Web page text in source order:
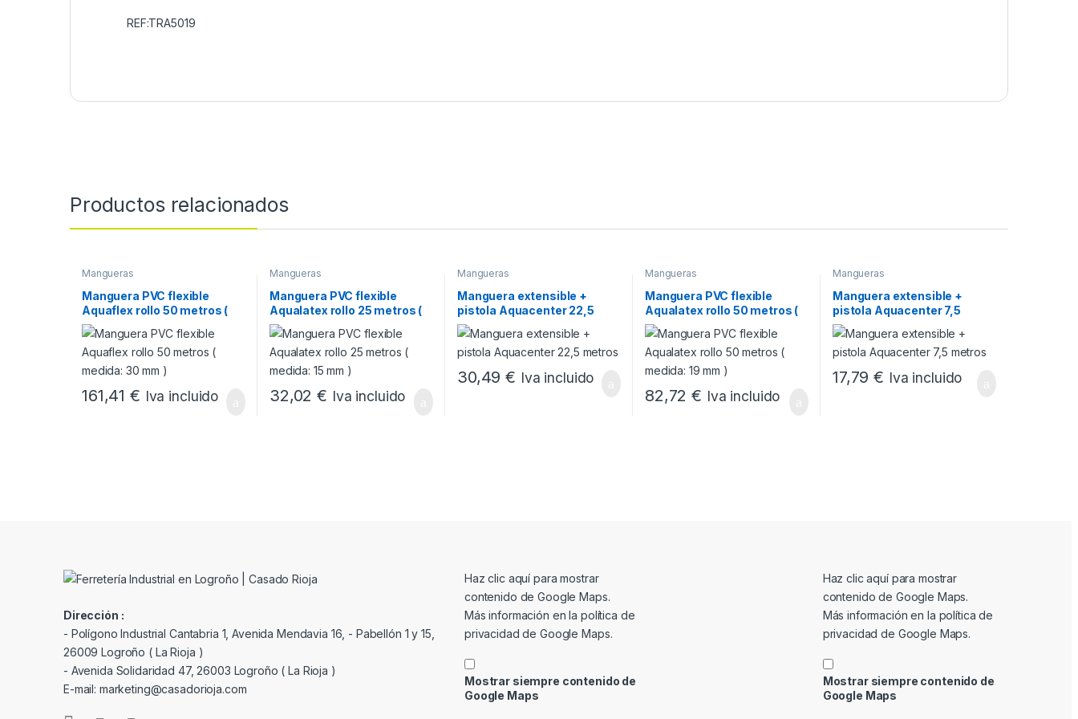
REF:TRA5019
Productos relacionados
Mangueras
Manguera PVC flexible
Aquaflex rollo 50 metros (
medida: 30 mm )
161,41€ Iva incluido
Mangueras
Manguera PVC flexible
Aqualatex rollo 25 metros (
medida: 15 mm )
32,02€ Iva incluido
Mangueras
Manguera extensible +
pistola Aquacenter 22,5
metros
30,49€ Iva incluido
Mangueras
Manguera PVC flexible
Aqualatex rollo 50 metros (
medida: 19 mm )
82,72€ Iva incluido
Mangueras
Manguera extensible +
pistola Aquacenter 7,5
metros
17,79€ Iva incluido
Dirección :
- Polígono Industrial Cantabria 1, Avenida Mendavia 16, - Pabellón 1 y 15,
26009 Logroño ( La Rioja )
- Avenida Solidaridad 47, 26003 Logroño ( La Rioja )
E-mail: marketing@casadorioja.com
Mostrar contenido de Google Maps
Haz clic aquí para mostrar
contenido de Google Maps.
Más información en la política de
privacidad de Google Maps.
Mostrar siempre contenido de
Google Maps
Mostrar contenido de Google Maps
Haz clic aquí para mostrar
contenido de Google Maps.
Más información en la política de
privacidad de Google Maps.
Mostrar siempre contenido de
Google Maps